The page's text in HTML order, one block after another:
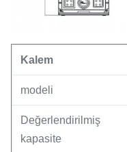
Kalem
modeli
Değerlendirilmiş
kapasite